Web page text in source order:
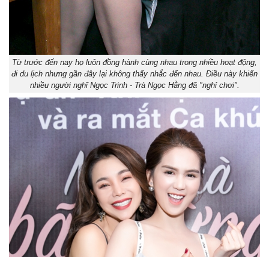
Từ trước đến nay họ luôn đồng hành cùng nhau trong nhiều hoạt động,
đi du lịch nhưng gần đây lại không thấy nhắc đến nhau. Điều này khiến
nhiều người nghĩ Ngọc Trinh - Trà Ngọc Hằng đã "nghỉ chơi".